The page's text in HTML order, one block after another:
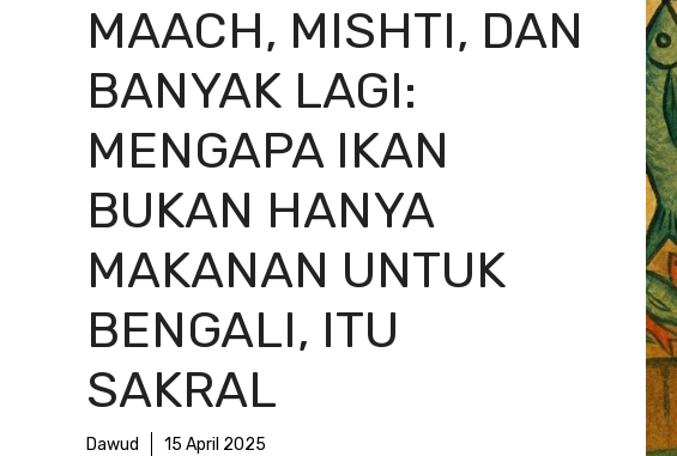
MAACH, MISHTI, DAN
BANYAK LAGI:
MENGAPA IKAN
BUKAN HANYA
MAKANAN UNTUK
BENGALI, ITU
SAKRAL
Dawud 15 April 2025